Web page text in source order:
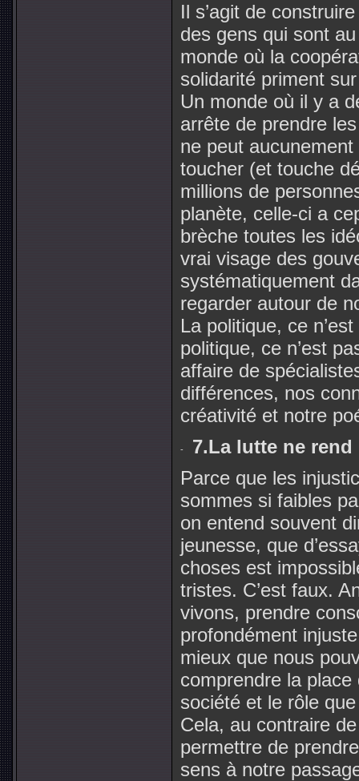
Il s’agit de
des gens qui sont
monde où la
solidarité priment
Un monde où il y a
arrête de prendre
ne peut
toucher (et touche
millions de
planète, celle-ci a
brèche toutes les
vrai visage des
systématiquement
regarder autour de
La politique, ce
politique, ce n’est
affaire de
différences, nos
créativité et notre
7.La lutte ne
Parce que les
sommes si faibles
on entend souvent
jeunesse, que
choses est
tristes. C’est faux.
vivons, prendre
profondément
mieux que nous
comprendre la
société et le rôle
Cela, au contraire
permettre de
sens à notre